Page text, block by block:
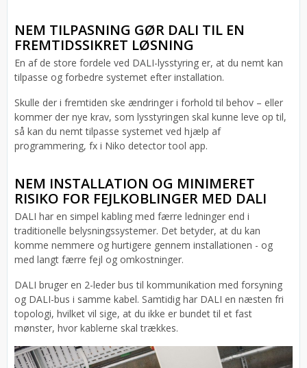
NEM TILPASNING GØR DALI TIL EN
FREMTIDSSIKRET LØSNING
En af de store fordele ved DALI-lysstyring er, at du nemt kan
tilpasse og forbedre systemet efter installation.
Skulle der i fremtiden ske ændringer i forhold til behov – eller
kommer der nye krav, som lysstyringen skal kunne leve op til,
så kan du nemt tilpasse systemet ved hjælp af
programmering, fx i Niko detector tool app.
NEM INSTALLATION OG MINIMERET
RISIKO FOR FEJLKOBLINGER MED DALI
DALI har en simpel kabling med færre ledninger end i
traditionelle belysningssystemer. Det betyder, at du kan
komme nemmere og hurtigere gennem installationen - og
med langt færre fejl og omkostninger.
DALI bruger en 2-leder bus til kommunikation med forsyning
og DALI-bus i samme kabel. Samtidig har DALI en næsten fri
topologi, hvilket vil sige, at du ikke er bundet til et fast
mønster, hvor kablerne skal trækkes.